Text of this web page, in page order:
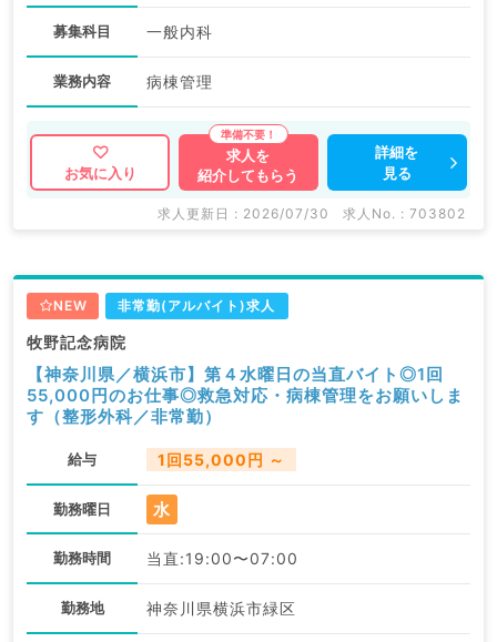
募集科目 一般内科
業務内容 病棟管理
お気に入り
求人を
紹介してもらう
詳細を
見る
求人更新日 : 2026/07/30 求人No. : 703802
NEW 非常勤(アルバイト)求人
牧野記念病院
【神奈川県／横浜市】第４水曜日の当直バイト◎1回
55,000円のお仕事◎救急対応・病棟管理をお願いしま
す（整形外科／非常勤）
給与 1回55,000円 ～
勤務曜日 水
勤務時間 当直:19:00〜07:00
勤務地 神奈川県横浜市緑区